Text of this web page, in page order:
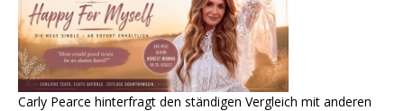
Carly Pearce hinterfragt den ständigen Vergleich mit anderen